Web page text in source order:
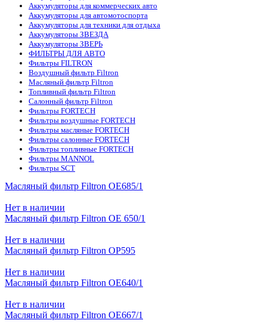
Аккумуляторы для коммерческих авто
Аккумуляторы для автомотоспорта
Аккумуляторы для техники для отдыха
Аккумуляторы ЗВЕЗДА
Аккумуляторы ЗВЕРЬ
ФИЛЬТРЫ ДЛЯ АВТО
Фильтры FILTRON
Воздушный фильтр Filtron
Масляный фильтр Filtron
Топливный фильтр Filtron
Салонный фильтр Filtron
Фильтры FORTECH
Фильтры воздушные FORTECH
Фильтры масляные FORTECH
Фильтры салонные FORTECH
Фильтры топливные FORTECH
Фильтры MANNOL
Фильтры SCT
Масляный фильтр Filtron OE685/1
Нет в наличии
Масляный фильтр Filtron OE 650/1
Нет в наличии
Масляный фильтр Filtron OP595
Нет в наличии
Масляный фильтр Filtron OE640/1
Нет в наличии
Масляный фильтр Filtron OE667/1